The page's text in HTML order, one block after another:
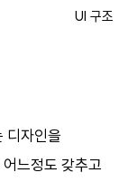
UI 구조
디자인을
어느정도 갖추고